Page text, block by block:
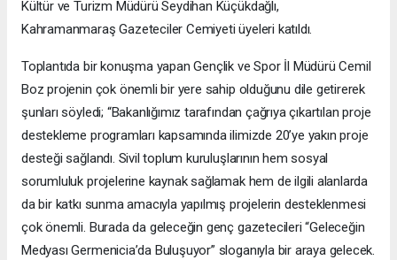
Kültür ve Turizm Müdürü Seydihan Küçükdağlı,
Kahramanmaraş Gazeteciler Cemiyeti üyeleri katıldı.
Toplantıda bir konuşma yapan Gençlik ve Spor İl Müdürü Cemil
Boz projenin çok önemli bir yere sahip olduğunu dile getirerek
şunları söyledi; “Bakanlığımız tarafından çağrıya çıkartılan proje
destekleme programları kapsamında ilimizde 20’ye yakın proje
desteği sağlandı. Sivil toplum kuruluşlarının hem sosyal
sorumluluk projelerine kaynak sağlamak hem de ilgili alanlarda
da bir katkı sunma amacıyla yapılmış projelerin desteklenmesi
çok önemli. Burada da geleceğin genç gazetecileri “Geleceğin
Medyası Germenicia’da Buluşuyor” sloganıyla bir araya gelecek.